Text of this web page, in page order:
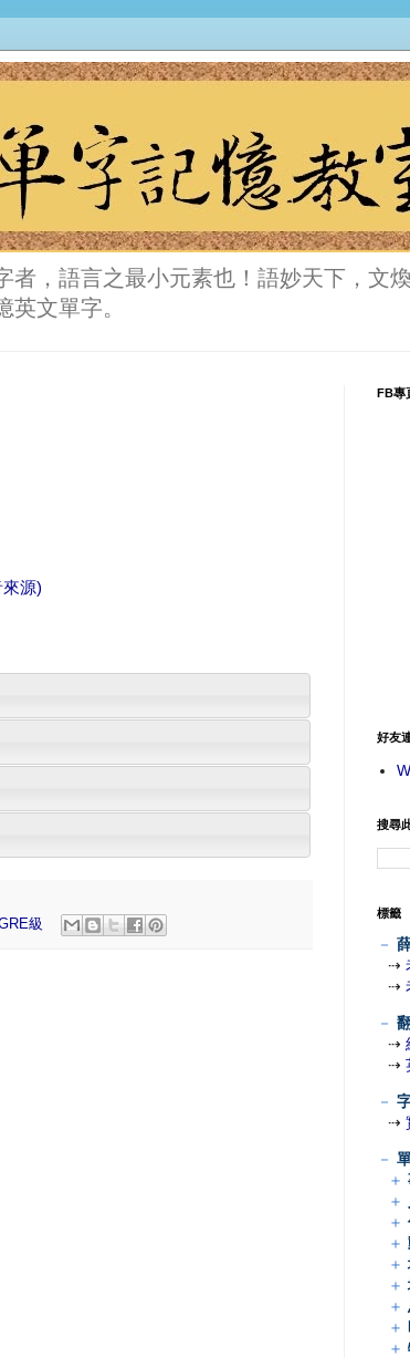
者，語言之最小元素也！語妙天下，文
文單字。
源)
級
FB專
好友
搜尋
標籤
－
⇢
⇢
－
⇢
⇢
－
⇢
－
＋
＋
＋
＋
＋
＋
＋
＋
＋